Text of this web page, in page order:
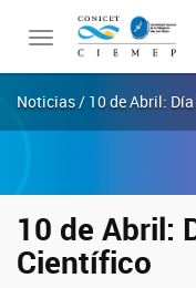
Toggle
navigation
Noticias / 10 de Abril:
10 de Abril:
Científico